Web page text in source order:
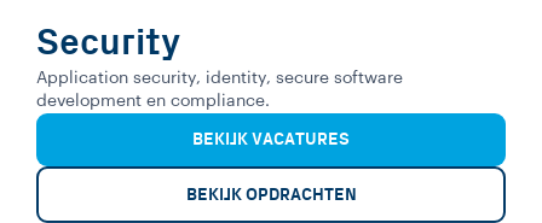
Security
Application security, identity, secure software
development en compliance.
BEKIJK VACATURES
BEKIJK OPDRACHTEN